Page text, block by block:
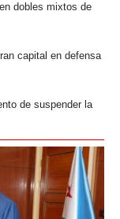
dobles mixtos de
capital en defensa
de suspender la